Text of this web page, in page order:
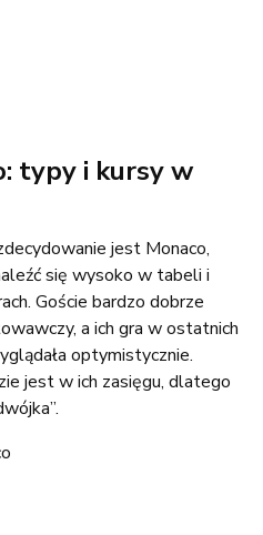
typy i kursy w
jest Monaco,
się wysoko w tabeli i
Goście bardzo dobrze
a ich gra w ostatnich
optymistycznie.
jest w ich zasięgu, dlatego